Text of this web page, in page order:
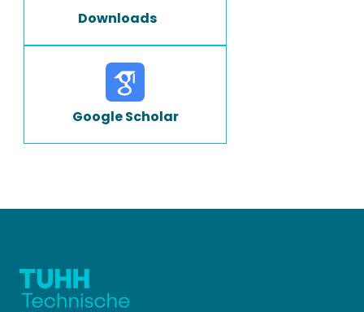
Downloads
Google Scholar